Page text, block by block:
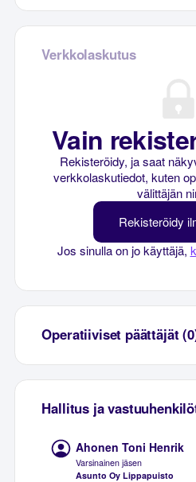
Verkkolaskutus
Vain
Rekisteröidy, ja saat
verkkolaskutiedot, kuten
välittäjän
Rekisteröidy
Jos sinulla on jo käyttäjä,
Operatiiviset päättäjät
Hallitus ja
Ahonen Toni Henrik
Varsinainen jäsen
Asunto Oy Lippapuisto